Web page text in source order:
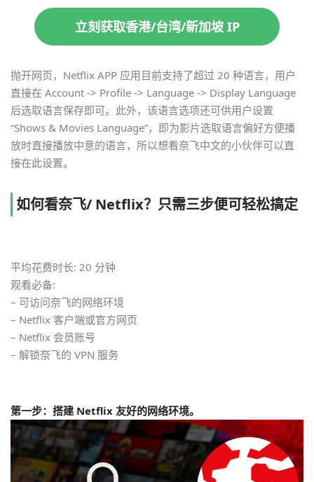
立刻获取香港/台湾/新加坡 IP
抛开网页，Netflix APP 应用目前支持了超过 20 种语言，用户
直接在 Account -> Profile -> Language -> Display Language
后选取语言保存即可。此外，该语言选项还可供用户设置
“Shows & Movies Language”，即为影片选取语言偏好方便播
放时直接播放中意的语言，所以想看奈飞中文的小伙伴可以直
接在此设置。
如何看奈飞/ Netflix？只需三步便可轻松搞定
平均花费时长: 20 分钟
观看必备:
– 可访问奈飞的网络环境
– Netflix 客户端或官方网页
– Netflix 会员账号
– 解锁奈飞的 VPN 服务
第一步：搭建 Netflix 友好的网络环境。